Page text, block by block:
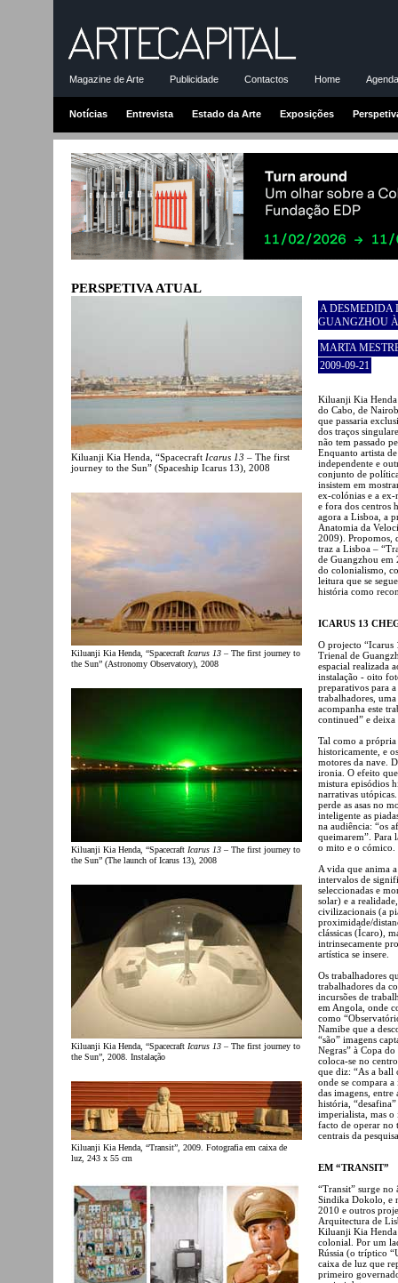
Magazine de Arte Publicidade Contactos Home
Notícias Entrevista Estado da Arte Exposições
PERSPETIVA ATUAL
Kiluanji Kia Henda, “Spacecraft Icarus 13 – The first
journey to the Sun” (Spaceship Icarus 13), 2008
Kiluanji Kia Henda, “Spacecraft Icarus 13 – The first journey to
the Sun” (Astronomy Observatory), 2008
Kiluanji Kia Henda, “Spacecraft Icarus 13 – The first journey to
the Sun” (The launch of Icarus 13), 2008
Kiluanji Kia Henda, “Spacecraft Icarus 13 – The first journey to
the Sun”, 2008. Instalação
Kiluanji Kia Henda, “Transit”, 2009. Fotografia em caixa de
luz, 243 x 55 cm
A DESMEDIDA
GUANGZHOU
MARTA
2009-09-21
Kiluanji Kia Henda
do Cabo, de
que passaria
dos traços
não tem passado
Enquanto artista
independente e
conjunto de
insistem em
ex-colónias e a
e fora dos centros
agora a Lisboa, a
Anatomia da
2009). Propomos,
traz a Lisboa –
de Guangzhou em
do colonialismo,
leitura que se
história como
ICARUS 13
O projecto “Icarus
Trienal de
espacial realizada
instalação - oito
preparativos para
trabalhadores,
acompanha este
continued” e deixa
Tal como a própria
historicamente, e
motores da nave.
ironia. O efeito
mistura episódios
narrativas
perde as asas no
inteligente as
na audiência: “os
queimarem”. Para
o mito e o cómico.
A vida que anima
intervalos de
seleccionadas e
solar) e a
civilizacionais (a
proximidade/
clássicas (Ícaro),
intrinsecamente
artística se insere.
Os trabalhadores
trabalhadores da
incursões de
em Angola, onde
como
Namibe que a
“são” imagens
Negras” à Copa
coloca-se no
que diz: “As a ball
onde se compara
das imagens,
história,
imperialista, mas o
facto de operar no
centrais da
EM “TRANSIT”
“Transit” surge no
Sindika Dokolo, e
2010 e outros
Arquitectura de
Kiluanji Kia Henda
colonial. Por um
Rússia (o tríptico
caixa de luz que
primeiro